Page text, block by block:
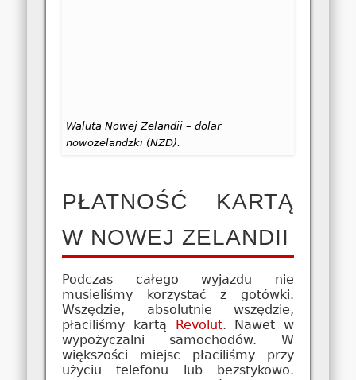
Waluta Nowej Zelandii – dolar
nowozelandzki (NZD).
PŁATNOŚĆ KARTĄ
W NOWEJ ZELANDII
Podczas całego wyjazdu nie
musieliśmy korzystać z gotówki.
Wszędzie, absolutnie wszędzie,
płaciliśmy kartą
Revolut. Nawet w
wypożyczalni samochodów. W
większości miejsc płaciliśmy przy
użyciu telefonu lub bezstykowo.